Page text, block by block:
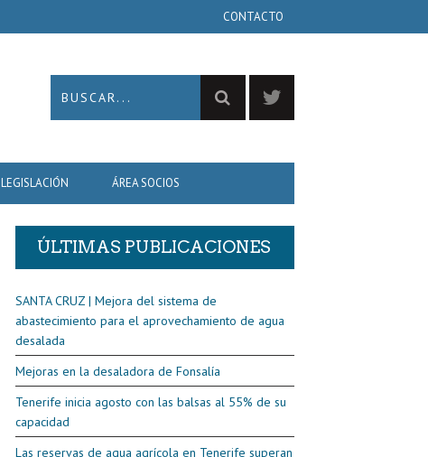
CONTACTO
LEGISLACIÓN ÁREA SOCIOS
ÚLTIMAS PUBLICACIONES
SANTA CRUZ | Mejora del sistema de
abastecimiento para el aprovechamiento de agua
desalada
Mejoras en la desaladora de Fonsalía
Tenerife inicia agosto con las balsas al 55% de su
capacidad
Las reservas de agua agrícola en Tenerife superan